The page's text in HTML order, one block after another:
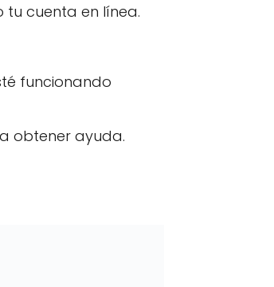
cuenta en línea.
funcionando
obtener ayuda.